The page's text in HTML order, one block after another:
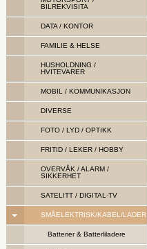
BILREKVISITA
DATA / KONTOR
FAMILIE & HELSE
HUSHOLDNING /
HVITEVARER
MOBIL / KOMMUNIKASJON
DIVERSE
FOTO / LYD / OPTIKK
FRITID / LEKER / HOBBY
OVERVÅK / ALARM /
SIKKERHET
SATELITT / DIGITAL-TV
SMÅELEKTRISK/KABEL/LADER
Batterier & Batterliladere